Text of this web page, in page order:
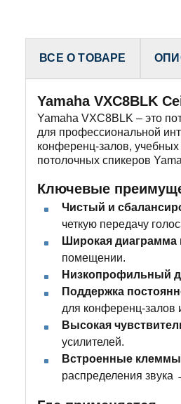
ВСЕ О ТОВАРЕ
Yamaha VXC8BLK
Yamaha VXC8BLK – это
для профессиональной
конференц-залов,
потолочных спикеров
Ключевые
Чистый и
четкую передачу
Широкая диаграмма
помещении.
Низкопрофильный
Поддержка
для конференц-залов
Высокая
усилителей.
Встроенные
распределения